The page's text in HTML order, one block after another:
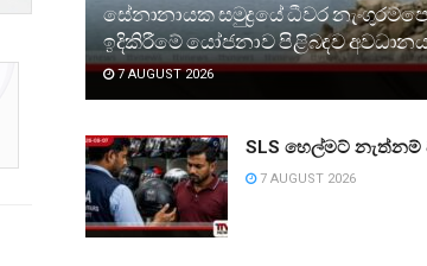
සේනානායක සමුද්‍රයේ ධීවර
ඉදිකිරීමේ යෝජනාව පිළිබඳව
7 AUGUST 2026
SLS හෙල්මට් නැත්නම්
7 AUGUST 2026